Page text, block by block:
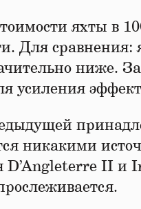
яхты в
Для сравнения:
ниже.
усиления
никакими
D’Angleterre II и